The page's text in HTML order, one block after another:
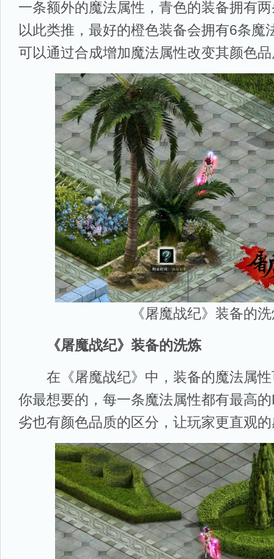
一条额外的魔法属性，青色的装备拥有
以此类推，最好的橙色装备会拥有6条魔
可以通过合成增加魔法属性改变其颜色
《屠魔战纪》装备的
《屠魔战纪》装备的洗炼
在《屠魔战纪》中，装备的魔法属性
你最想要的，每一条魔法属性都有最高
劣也有颜色品质的区分，让玩家更直观